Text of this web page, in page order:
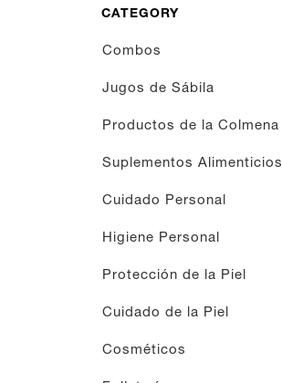
CATEGORY
Combos
Jugos de Sábila
Productos de la Colmena
Suplementos Alimenticios
Cuidado Personal
Higiene Personal
Protección de la Piel
Cuidado de la Piel
Cosméticos